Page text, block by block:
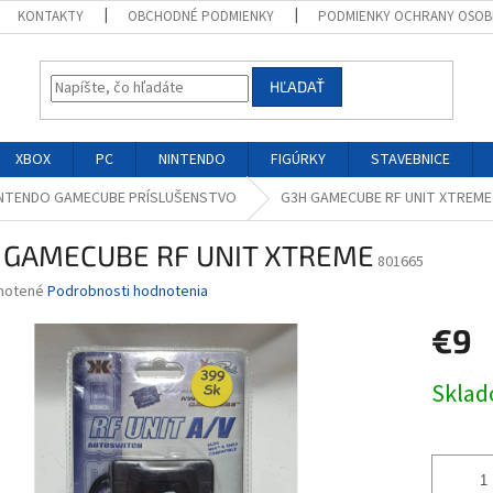
KONTAKTY OBCHODNÉ PODMIENKY PODMIENKY OCHRANY
HĽADAŤ
XBOX PC NINTENDO FIGÚRKY STAVEBNICE
GAMECUBE PRÍSLUŠENSTVO G3H GAMECUBE RF UNIT XTREME
RF UNIT XTREME 801665
Podrobnosti hodnotenia
€9
cena: